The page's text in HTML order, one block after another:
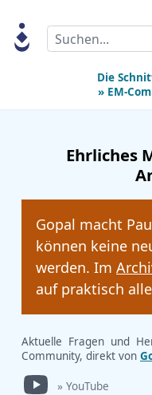
Search
Die
» EM-
Ehrliches
Gopal macht
können keine
werden. Im
auf praktisch
Aktuelle Fragen und
Community, direkt von
» YouTube